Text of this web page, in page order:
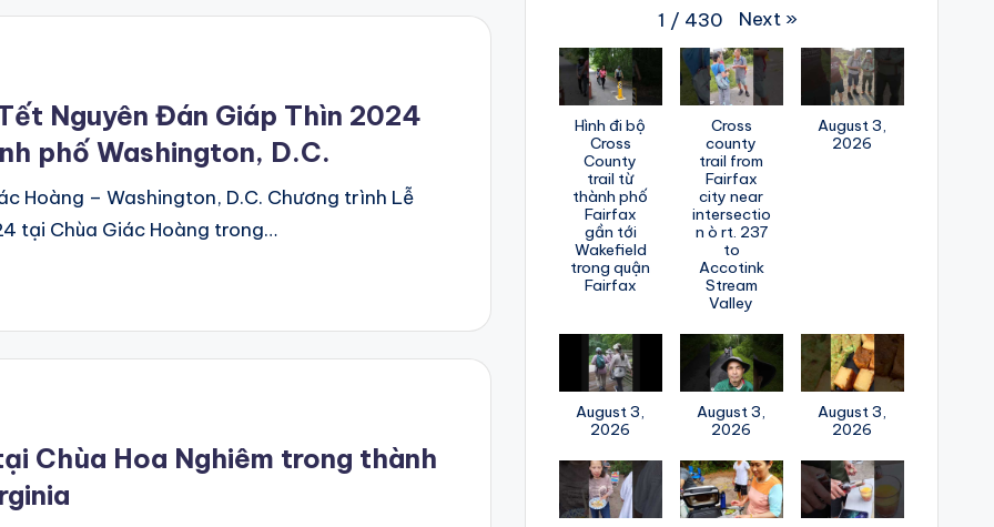
Nguyên Đán Giáp Thìn 2024
phố Washington, D.C.
Hoàng – Washington, D.C. Chương trình Lễ
tại Chùa Giác Hoàng trong…
Chùa Hoa Nghiêm trong thành
1 / 430 Next »
Hình đi bộ
Cross
County
trail từ
thành phố
Fairfax
gần tới
Wakefield
trong quận
Fairfax
Cross
county
trail from
Fairfax
city near
intersectio
n ò rt. 237
to
Accotink
Stream
Valley
August 3,
2026
August 3,
2026
August 3,
2026
August 3,
2026